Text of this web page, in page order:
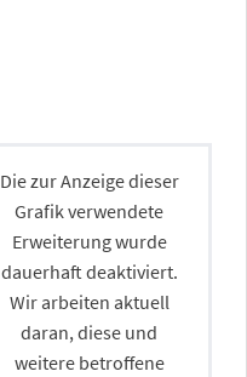
Die zur Anzeige dieser
Grafik verwendete
Erweiterung wurde
dauerhaft deaktiviert.
Wir arbeiten aktuell
daran, diese und
weitere betroffene